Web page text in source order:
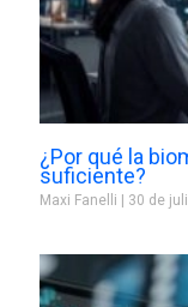
¿Por qué la
suficiente?
Maxi Fanelli 30 de